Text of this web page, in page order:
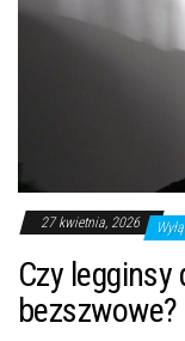
27 kwietnia, 2026
Czy
bezszwowe?